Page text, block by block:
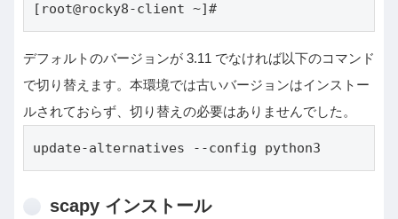
[root@rocky8-client ~]#
デフォルトのバージョンが 3.11 でなければ以下のコマンド
で切り替えます。本環境では古いバージョンはインストー
ルされておらず、切り替えの必要はありませんでした。
update-alternatives --config python3
scapy インストール